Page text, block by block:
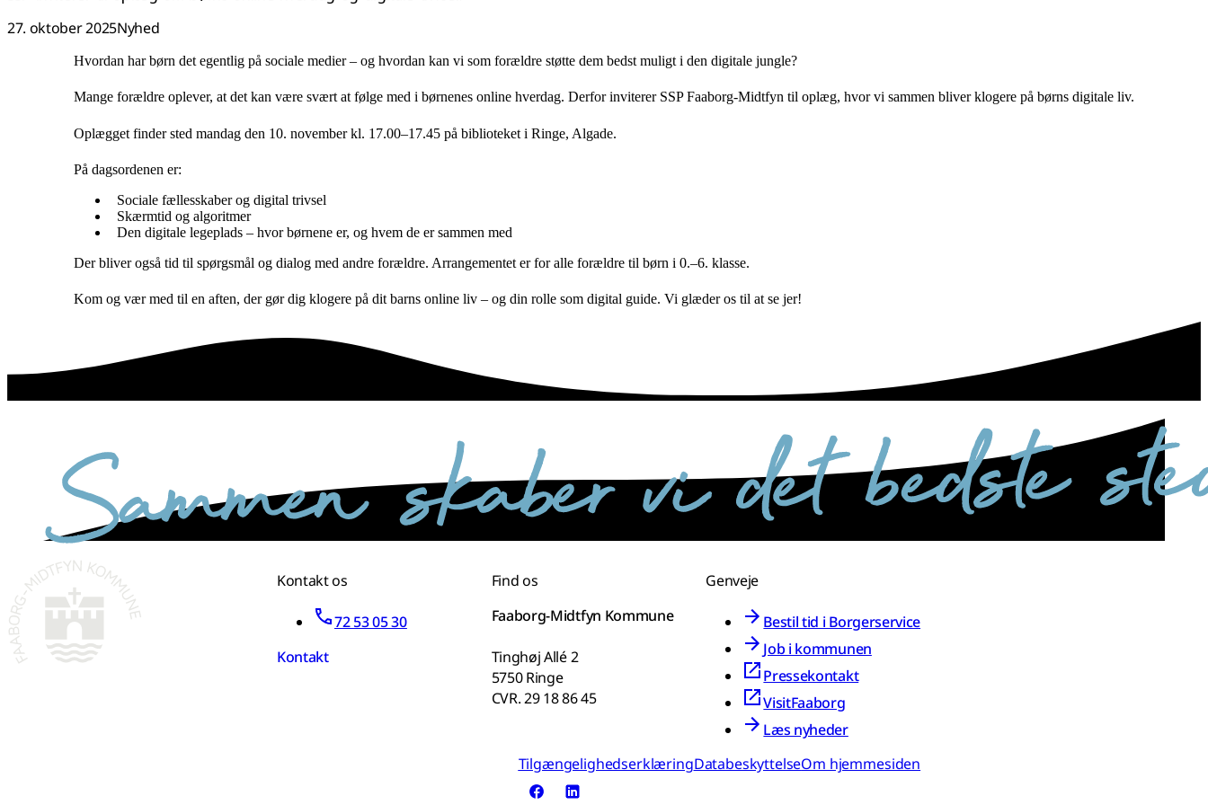
27. oktober 2025Nyhed
Hvordan har børn det egentlig på sociale medier – og hvordan kan vi som forældre støtte dem bedst muligt i den digitale jungle?
Mange forældre oplever, at det kan være svært at følge med i børnenes online hverdag. Derfor inviterer SSP Faaborg-Midtfyn til oplæg, hvor vi sammen bliver klogere på børns digitale liv.
Oplægget finder sted mandag den 10. november kl. 17.00–17.45 på biblioteket i Ringe, Algade.
På dagsordenen er:
Sociale fællesskaber og digital trivsel
Skærmtid og algoritmer
Den digitale legeplads – hvor børnene er, og hvem de er sammen med
Der bliver også tid til spørgsmål og dialog med andre forældre. Arrangementet er for alle forældre til børn i 0.–6. klasse.
Kom og vær med til en aften, der gør dig klogere på dit barns online liv – og din rolle som digital guide. Vi glæder os til at se jer!
Kontakt os
72 53 05 30
Kontakt
Find os
Faaborg-Midtfyn Kommune
Tinghøj Allé 2
5750 Ringe
CVR. 29 18 86 45
Genveje
Bestil tid i Borgerservice
Job i kommunen
Pressekontakt
VisitFaaborg
Læs nyheder
TilgængelighedserklæringDatabeskyttelseOm hjemmesiden